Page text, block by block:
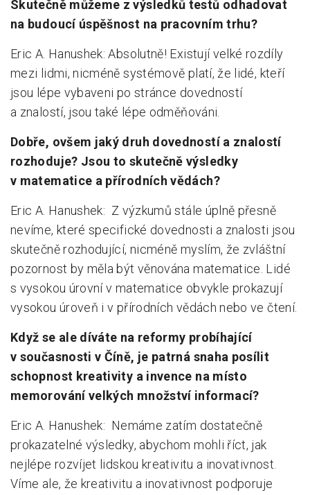
Skutečně můžeme z výsledků testů odhadovat
na budoucí úspěšnost na pracovním trhu?
Eric A. Hanushek: Absolutně! Existují velké rozdíly
mezi lidmi, nicméně systémově platí, že lidé, kteří
jsou lépe vybaveni po stránce dovedností
a znalostí, jsou také lépe odměňováni.
Dobře, ovšem jaký druh dovedností a znalostí
rozhoduje? Jsou to skutečně výsledky
v matematice a přírodních vědách?
Eric A. Hanushek: Z výzkumů stále úplně přesně
nevíme, které specifické dovednosti a znalosti jsou
skutečně rozhodující, nicméně myslím, že zvláštní
pozornost by měla být věnována matematice. Lidé
s vysokou úrovní v matematice obvykle prokazují
vysokou úroveň i v přírodních vědách nebo ve čtení.
Když se ale díváte na reformy probíhající
v současnosti v Číně, je patrná snaha posílit
schopnost kreativity a invence na místo
memorování velkých množství informací?
Eric A. Hanushek: Nemáme zatím dostatečně
prokazatelné výsledky, abychom mohli říct, jak
nejlépe rozvíjet lidskou kreativitu a inovativnost.
Víme ale, že kreativitu a inovativnost podporuje